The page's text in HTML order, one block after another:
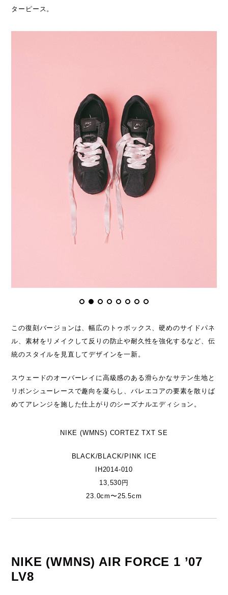
ターピース。
この復刻バージョンは、幅広のトゥボックス、硬めのサイドパネ
ル、素材をリメイクして反りの防止や耐久性を強化するなど、伝
統のスタイルを見直してデザインを一新。
スウェードのオーバーレイに高級感のある滑らかなサテン生地と
リボンシューレースで趣向を凝らし、バレエコアの要素を散りば
めてアレンジを施した仕上がりのシーズナルエディション。
NIKE (WMNS) CORTEZ TXT SE
BLACK/BLACK/PINK ICE
IH2014-010
13,530円
23.0cm〜25.5cm
NIKE (WMNS) AIR FORCE 1 ’07
LV8